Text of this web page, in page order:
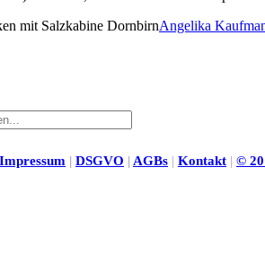
mit Salzkabine DornbirnAngelika
Impressum | DSGVO | AGBs | Kontakt | ©